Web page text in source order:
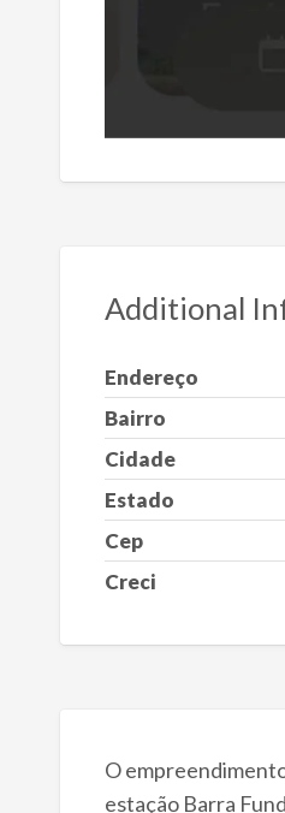
Additional
Endereço
Bairro
Cidade
Estado
Cep
Creci
O
estação Barra